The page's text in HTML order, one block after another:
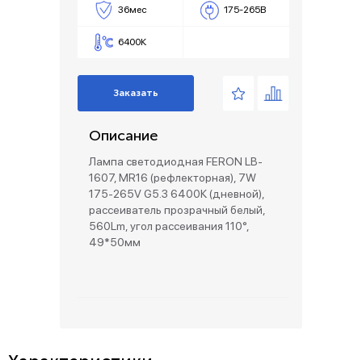
36мес 175-265В
6400К
Заказать
Описание
Лампа светодиодная FERON LB-
1607, MR16 (рефлекторная), 7W
175-265V G5.3 6400К (дневной),
рассеиватель прозрачный белый,
560Lm, угол рассеивания 110°,
49*50мм